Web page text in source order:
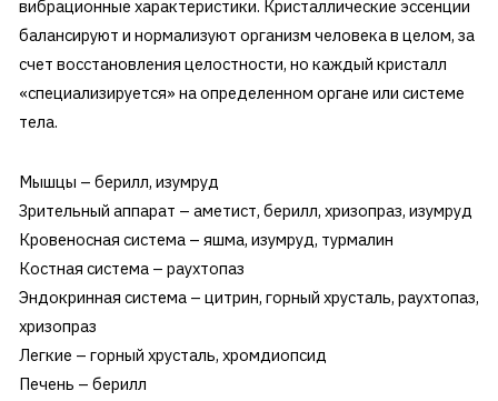
вибрационные характеристики. Кристаллические эссенции
балансируют и нормализуют организм человека в целом, за
счет восстановления целостности, но каждый кристалл
«специализируется» на определенном органе или системе
тела.
Мышцы – берилл, изумруд
Зрительный аппарат – аметист, берилл, хризопраз, изумруд
Кровеносная система – яшма, изумруд, турмалин
Костная система – раухтопаз
Эндокринная система – цитрин, горный хрусталь, раухтопаз,
хризопраз
Легкие – горный хрусталь, хромдиопсид
Печень – берилл